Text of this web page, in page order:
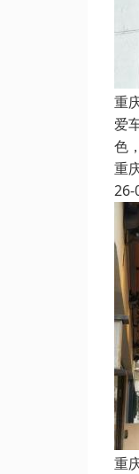
重
爱
色
重
26-
重